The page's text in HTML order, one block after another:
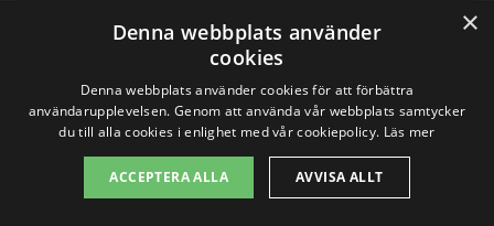
förpliktelser
Sök efter en
professionell för
×
Denna webbplats använder
cookies
Denna webbplats använder cookies för att förbättra
användarupplevelsen. Genom att använda vår webbplats samtycker
du till alla cookies i enlighet med vår cookiepolicy. Läs mer
ACCEPTERA ALLA AVVISA ALLT